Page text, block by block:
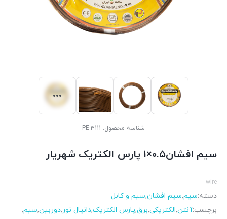
شناسه محصول: PE-3111
سیم افشان۰.۵×۱ پارس الکتریک شهریار
wire
دسته:سیم,سیم افشان,سیم و کابل
برچسب:آنتن,الکتریکی,برق,پارس الکتریک,دانیال نور,دوربین,سیم,